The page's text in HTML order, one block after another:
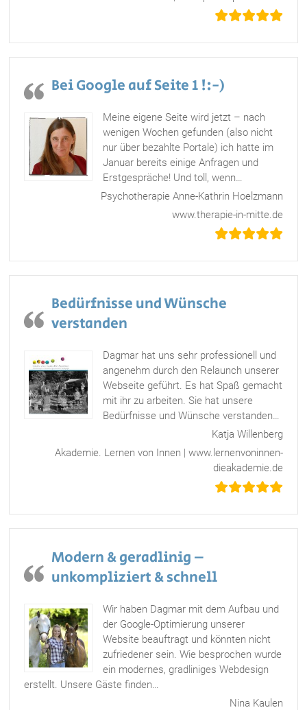
Bei Google auf Seite 1 !:-)
Meine eigene Seite wird jetzt – nach
wenigen Wochen gefunden (also nicht
nur über bezahlte Portale) ich hatte im
Januar bereits einige Anfragen und
Erstgespräche! Und toll, wenn…
„Bei Google auf Seite 1 !:-)“Psychotherapie Anne-Kathrin Hoelzmann
www.therapie-in-mitte.de
Bedürfnisse und Wünsche
verstanden
Dagmar hat uns sehr professionell und
angenehm durch den Relaunch unserer
Webseite geführt. Es hat Spaß gemacht
mit ihr zu arbeiten. Sie hat unsere
Bedürfnisse und Wünsche verstanden…
Katja Willenberg
Akademie. Lernen von Innen | www.lernenvoninnen-
dieakademie.de
Modern & geradlinig –
unkompliziert & schnell
Wir haben Dagmar mit dem Aufbau und
der Google-Optimierung unserer
Website beauftragt und könnten nicht
zufriedener sein. Wie besprochen wurde
ein modernes, gradliniges Webdesign
erstellt. Unsere Gäste finden…
„Modern & geradlinig – unkompliziert & schnell“Nina Kaulen